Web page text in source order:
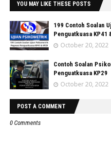
YOU MAY LIKE THESE POSTS
199 Contoh Soalan
Penguatkuasa KP41
October 20, 2022
Contoh Soalan
Penguatkuasa KP29
October 20, 2022
POST A COMMENT
0 Comments